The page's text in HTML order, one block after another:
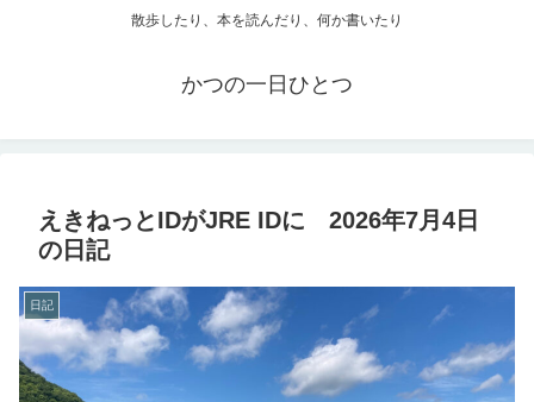
散歩したり、本を読んだり、何か書いたり
かつの一日ひとつ
えきねっとIDがJRE IDに 2026年7月4日
の日記
日記